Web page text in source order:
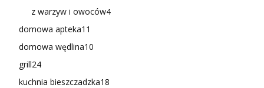
z warzyw i owoców4
domowa apteka11
domowa wędlina10
grill24
kuchnia bieszczadzka18